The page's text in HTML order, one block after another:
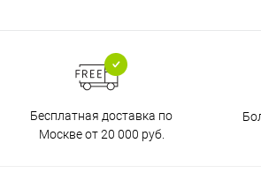
Бесплатная доставка по
Москве от 20 000 руб.